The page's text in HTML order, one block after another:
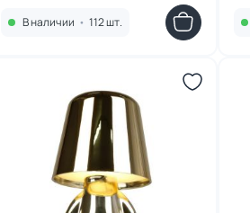
В наличии • 112 шт.